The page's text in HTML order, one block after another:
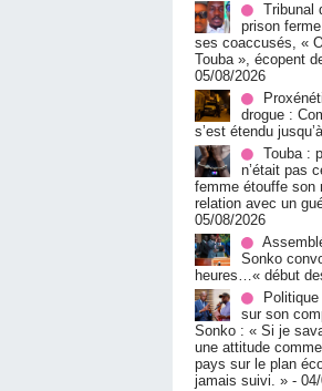
Tribunal
prison
ses coaccusés, «
Touba », écopent
05/08/2026
drogue :
s’est étendu
Touba :
n’était pas
femme étouffe son
relation avec un
05/08/2026
Sonko
heures…« début
sur son
Sonko : « Si je
une attitude
pays sur le plan
jamais suivi. » -